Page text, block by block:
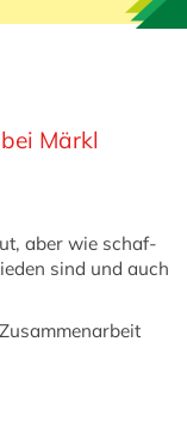
Märkl
aber wie schaf­
sind und auch